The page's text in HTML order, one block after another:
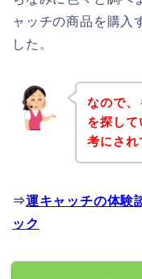
ャッチの商品を購入
した。
なので、
を探し
考にされ
⇒運キャッチの体験
ック